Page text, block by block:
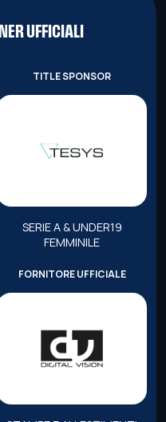
UFFICIALI
TITLE SPONSOR
SERIE A & UNDER19
FEMMINILE
FORNITORE UFFICIALE